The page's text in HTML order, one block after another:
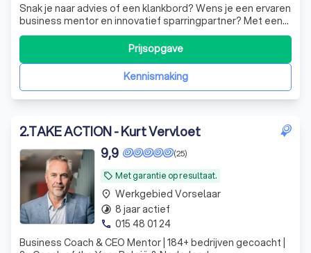
Snak je naar advies of een klankbord? Wens je een ervaren
business mentor en innovatief sparringpartner? Met een
directe no-nonsense aanpak gaan we samen voor
keiharde resultaten. Let's meet!
Kennismaking
Prijsopgave
2.TAKE ACTION - Kurt Vervloet
local_offer Met garantie op resultaat.
(25)
9,9
Business Coach & CEO Mentor | 184+ bedrijven gecoacht |
place Werkgebied Vorselaar
timelapse 8 jaar actief
phone 015 48 01 24